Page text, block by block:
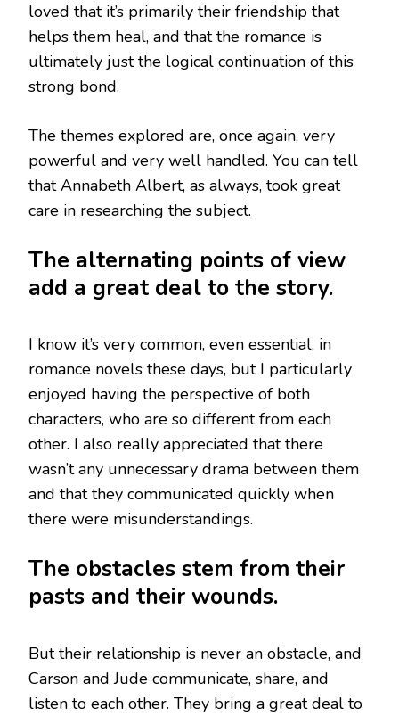
loved that it’s primarily their friendship that
helps them heal, and that the romance is
ultimately just the logical continuation of this
strong bond.
The themes explored are, once again, very
powerful and very well handled. You can tell
that Annabeth Albert, as always, took great
care in researching the subject.
The alternating points of view
add a great deal to the story.
I know it’s very common, even essential, in
romance novels these days, but I particularly
enjoyed having the perspective of both
characters, who are so different from each
other. I also really appreciated that there
wasn’t any unnecessary drama between them
and that they communicated quickly when
there were misunderstandings.
The obstacles stem from their
pasts and their wounds.
But their relationship is never an obstacle, and
Carson and Jude communicate, share, and
listen to each other. They bring a great deal to